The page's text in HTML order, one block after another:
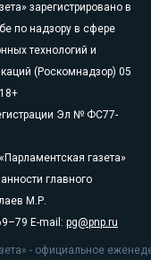
зарегистрировано в
по надзору в сфере
технологий и
(Роскомнадзор) 05
Эл № ФС77-
газета»
главного
М.Р.
E-mail: pg@pnp.ru
- официальное